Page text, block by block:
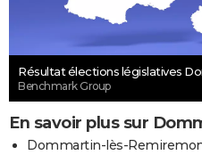
Résultat élections législatives
Benchmark Group
En savoir plus sur
Dommartin-lès-